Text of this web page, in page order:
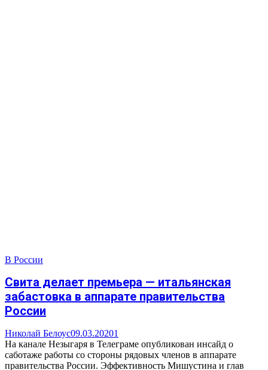
В России
Свита делает премьера — итальянская
забастовка в аппарате правительства
России
Николай Белоус09.03.20201
На канале Незыгаря в Телеграме опубликован инсайд о
саботаже работы со стороны рядовых членов в аппарате
правительства России. Эффективность Мишустина и глав